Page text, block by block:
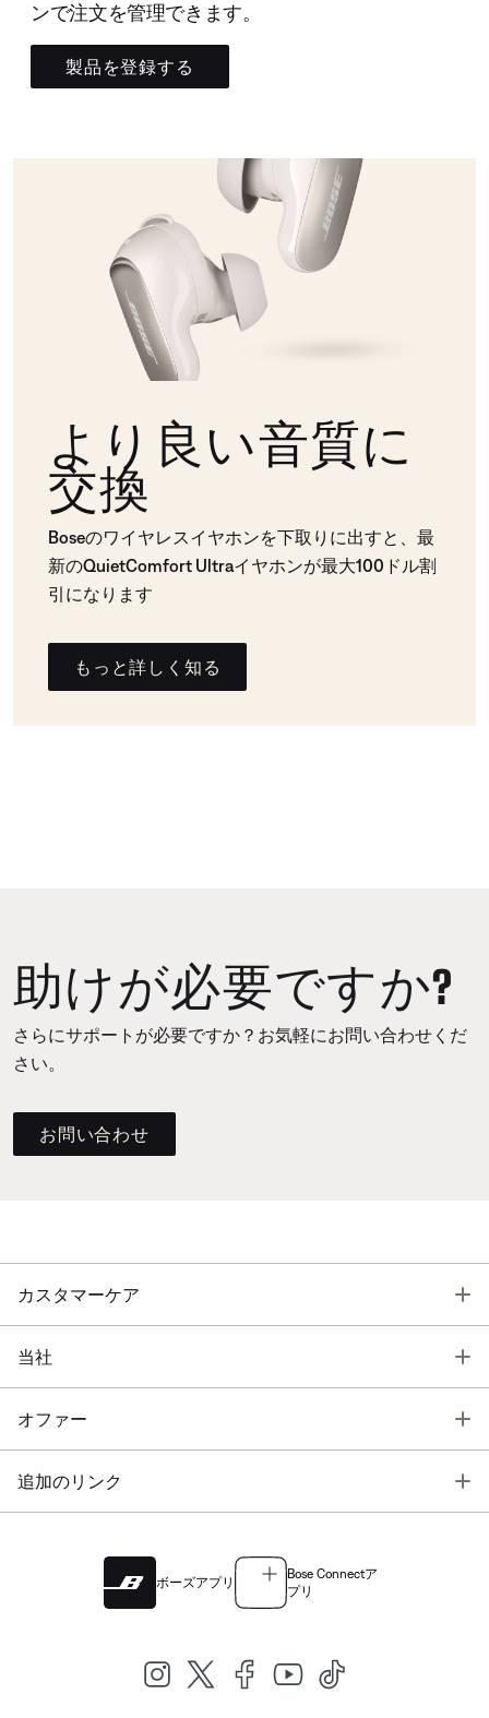
ンで注文を管理できます。
製品を登録する
より良い音質に
交換
Boseのワイヤレスイヤホンを下取りに出すと、最
新のQuietComfort Ultraイヤホンが最大100ドル割
引になります
もっと詳しく知る
助けが必要ですか?
さらにサポートが必要ですか？お気軽にお問い合わせくだ
さい。
お問い合わせ
カスタマーケア
当社
オファー
追加のリンク
ボーズアプリ
Bose Connectア
プリ